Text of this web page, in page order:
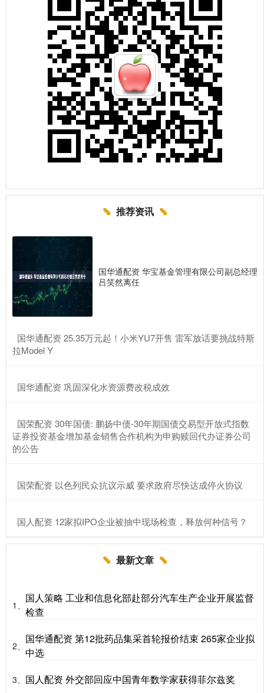
推荐资讯
国华通配资 华宝基金管理有限公司副总经理
吕笑然离任
​国华通配资 25.35万元起！小米YU7开售 雷军放话要挑战特斯
拉Model Y
​国华通配资 巩固深化水资源费改税成效
​国荣配资 30年国债: 鹏扬中债-30年期国债交易型开放式指数
证券投资基金增加基金销售合作机构为申购赎回代办证券公司
的公告
​国荣配资 以色列民众抗议示威 要求政府尽快达成停火协议
​国人配资 12家拟IPO企业被抽中现场检查，释放何种信号？
最新文章
1、
国人策略 工业和信息化部赴部分汽车生产企业开展监督
检查
2、
国华通配资 第12批药品集采首轮报价结束 265家企业拟
中选
3、 国人配资 外交部回应中国青年数学家获得菲尔兹奖